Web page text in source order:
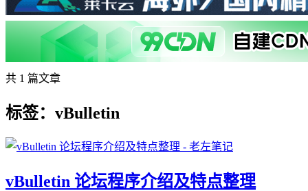
共 1 篇文章
标签：vBulletin
vBulletin 论坛程序介绍及特点整理